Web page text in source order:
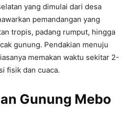
yang dimulai dari desa
pemandangan yang
tropis, padang rumput, hingga
gunung. Pendakian menuju
memakan waktu sekitar 2-
fisik dan cuaca.
Gunung Mebo